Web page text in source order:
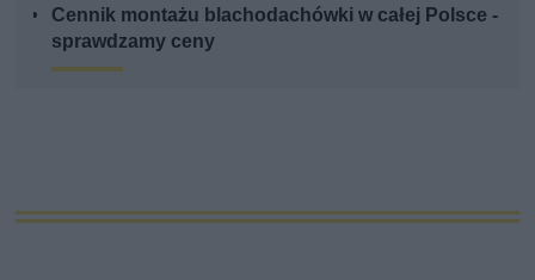
Cennik montażu blachodachówki w całej Polsce -
sprawdzamy ceny